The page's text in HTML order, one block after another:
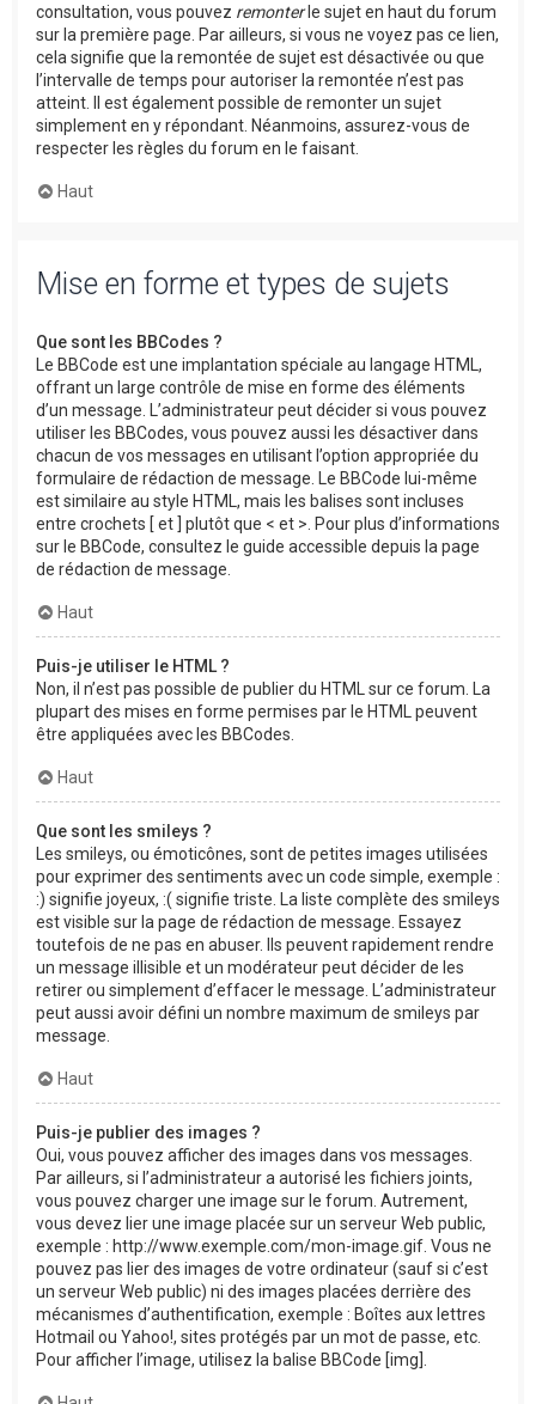
consultation, vous pouvez remonterle sujet en haut du forum
sur la première page. Par ailleurs, si vous ne voyez pas ce lien,
cela signifie que la remontée de sujet est désactivée ou que
l’intervalle de temps pour autoriser la remontée n’est pas
atteint. Il est également possible de remonter un sujet
simplement en y répondant. Néanmoins, assurez-vous de
respecter les règles du forum en le faisant.
Haut
Mise en forme et types de sujets
Que sont les BBCodes ?
Le BBCode est une implantation spéciale au langage HTML,
offrant un large contrôle de mise en forme des éléments
d’un message. L’administrateur peut décider si vous pouvez
utiliser les BBCodes, vous pouvez aussi les désactiver dans
chacun de vos messages en utilisant l’option appropriée du
formulaire de rédaction de message. Le BBCode lui-même
est similaire au style HTML, mais les balises sont incluses
entre crochets [ et ] plutôt que < et >. Pour plus d’informations
sur le BBCode, consultez le guide accessible depuis la page
de rédaction de message.
Haut
Puis-je utiliser le HTML ?
Non, il n’est pas possible de publier du HTML sur ce forum. La
plupart des mises en forme permises par le HTML peuvent
être appliquées avec les BBCodes.
Haut
Que sont les smileys ?
Les smileys, ou émoticônes, sont de petites images utilisées
pour exprimer des sentiments avec un code simple, exemple :
:) signifie joyeux, :( signifie triste. La liste complète des smileys
est visible sur la page de rédaction de message. Essayez
toutefois de ne pas en abuser. Ils peuvent rapidement rendre
un message illisible et un modérateur peut décider de les
retirer ou simplement d’effacer le message. L’administrateur
peut aussi avoir défini un nombre maximum de smileys par
message.
Haut
Puis-je publier des images ?
Oui, vous pouvez afficher des images dans vos messages.
Par ailleurs, si l’administrateur a autorisé les fichiers joints,
vous pouvez charger une image sur le forum. Autrement,
vous devez lier une image placée sur un serveur Web public,
exemple : http://www.exemple.com/mon-image.gif. Vous ne
pouvez pas lier des images de votre ordinateur (sauf si c’est
un serveur Web public) ni des images placées derrière des
mécanismes d’authentification, exemple : Boîtes aux lettres
Hotmail ou Yahoo!, sites protégés par un mot de passe, etc.
Pour afficher l’image, utilisez la balise BBCode [img].